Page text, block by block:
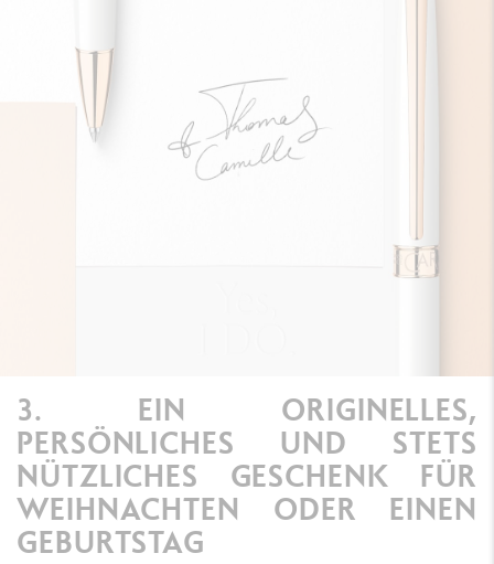
3. EIN ORIGINELLES,
PERSÖNLICHES UND STETS
NÜTZLICHES GESCHENK FÜR
WEIHNACHTEN ODER EINEN
GEBURTSTAG